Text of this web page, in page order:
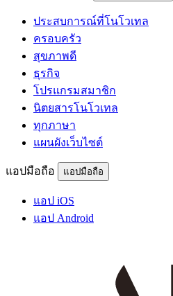
ประสบการณ์ที่โนโวเทล
ครอบครัว
สุขภาพดี
ธุรกิจ
โปรแกรมสมาชิก
นิตยสารโนโวเทล
ทุกภาษา
แผนผังเว็บไซต์
แอปมือถือ แอปมือถือ
แอป iOS
แอป Android